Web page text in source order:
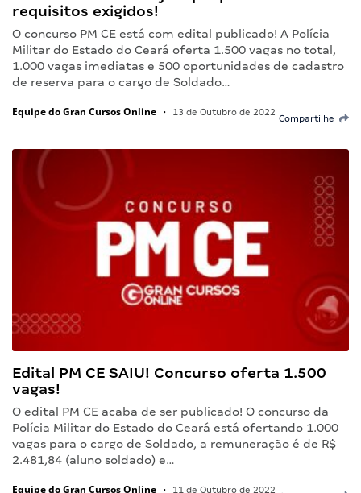
requisitos exigidos!
O concurso PM CE está com edital publicado! A Polícia
Militar do Estado do Ceará oferta 1.500 vagas no total,
1.000 vagas imediatas e 500 oportunidades de cadastro
de reserva para o cargo de Soldado…
Equipe do Gran Cursos Online • 13 de Outubro de 2022
Compartilhe
Edital PM CE SAIU! Concurso oferta 1.500
vagas!
O edital PM CE acaba de ser publicado! O concurso da
Polícia Militar do Estado do Ceará está ofertando 1.000
vagas para o cargo de Soldado, a remuneração é de R$
2.481,84 (aluno soldado) e…
Equipe do Gran Cursos Online • 11 de Outubro de 2022